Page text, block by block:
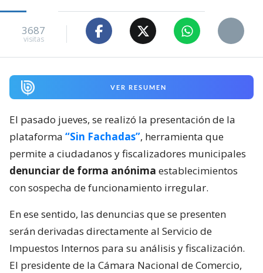
3687
visitas
VER RESUMEN
El pasado jueves, se realizó la presentación de la
plataforma “Sin Fachadas”, herramienta que
permite a ciudadanos y fiscalizadores municipales
denunciar de forma anónima establecimientos
con sospecha de funcionamiento irregular.
En ese sentido, las denuncias que se presenten
serán derivadas directamente al Servicio de
Impuestos Internos para su análisis y fiscalización.
El presidente de la Cámara Nacional de Comercio,